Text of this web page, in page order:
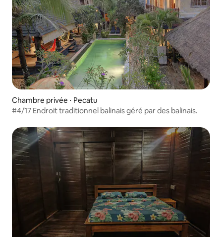
Chambre privée ⋅ Pecatu
#4/17 Endroit traditionnel balinais géré par des balinais.